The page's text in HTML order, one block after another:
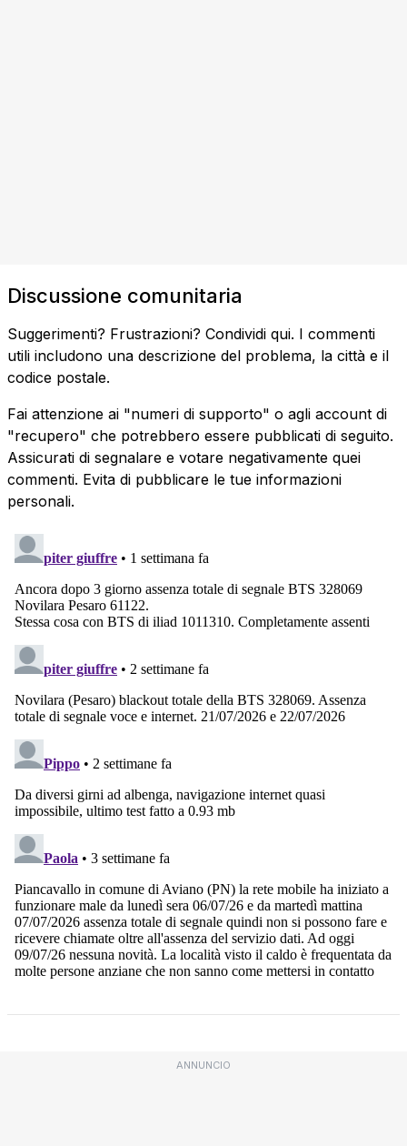
Discussione comunitaria
Suggerimenti? Frustrazioni? Condividi qui. I commenti
utili includono una descrizione del problema, la città e il
codice postale.
Fai attenzione ai "numeri di supporto" o agli account di
"recupero" che potrebbero essere pubblicati di seguito.
Assicurati di segnalare e votare negativamente quei
commenti. Evita di pubblicare le tue informazioni
personali.
ANNUNCIO